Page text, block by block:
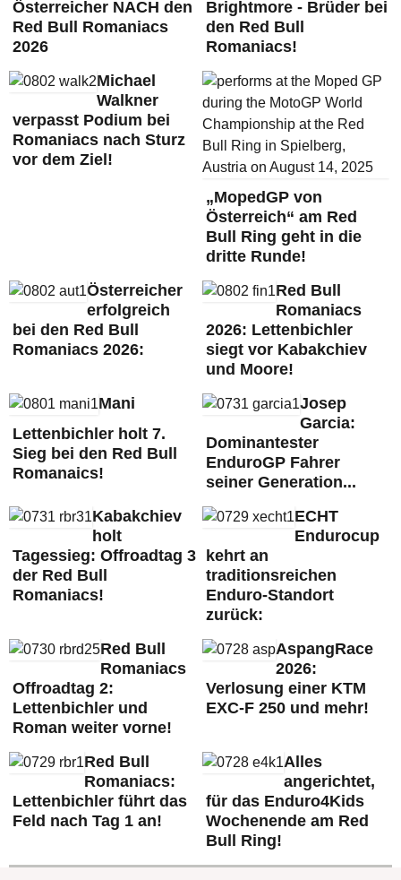
Österreicher NACH den
Red Bull Romaniacs
2026
Brightmore - Brüder bei
den Red Bull
Romaniacs!
Michael
Walkner
verpasst Podium bei
Romaniacs nach Sturz
vor dem Ziel!
„MopedGP von
Österreich“ am Red
Bull Ring geht in die
dritte Runde!
Österreicher
erfolgreich
bei den Red Bull
Romaniacs 2026:
Red Bull
Romaniacs
2026: Lettenbichler
siegt vor Kabakchiev
und Moore!
Mani
Lettenbichler holt 7.
Sieg bei den Red Bull
Romanaics!
Josep
Garcia:
Dominantester
EnduroGP Fahrer
seiner Generation...
Kabakchiev
holt
Tagessieg: Offroadtag 3
der Red Bull
Romaniacs!
ECHT
Endurocup
kehrt an
traditionsreichen
Enduro-Standort
zurück:
Red Bull
Romaniacs
Offroadtag 2:
Lettenbichler und
Roman weiter vorne!
AspangRace
2026:
Verlosung einer KTM
EXC-F 250 und mehr!
Red Bull
Romaniacs:
Lettenbichler führt das
Feld nach Tag 1 an!
Alles
angerichtet,
für das Enduro4Kids
Wochenende am Red
Bull Ring!